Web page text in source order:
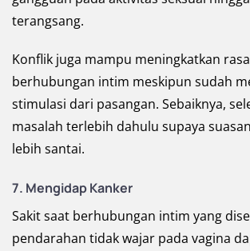
terangsang.
Konflik juga mampu meningkatkan
berhubungan intim meskipun sudah
stimulasi dari pasangan. Sebaiknya,
masalah terlebih dahulu supaya
lebih santai.
7. Mengidap Kanker
Sakit saat berhubungan intim yang
pendarahan tidak wajar pada vagina